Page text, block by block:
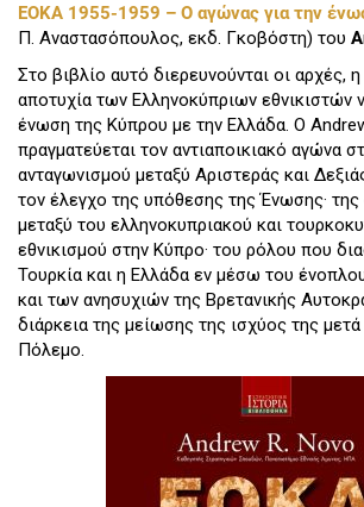
ΕΟΚΑ 1955-1959 – Ο αγώνας για την
Π. Αναστασόπουλος, εκδ. Γκοβόστη) του
Στο βιβλίο αυτό διερευνούνται οι αρχές,
αποτυχία των Ελληνοκύπριων εθνικιστών
ένωση της Κύπρου με την Ελλάδα. Ο
πραγματεύεται τον αντιαποικιακό αγώνα
ανταγωνισμού μεταξύ Αριστεράς και
τον έλεγχο της υπόθεσης της Ένωσης·
μεταξύ του ελληνοκυπριακού και
εθνικισμού στην Κύπρο· του ρόλου που
Τουρκία και η Ελλάδα εν μέσω του
και των ανησυχιών της Βρετανικής
διάρκεια της μείωσης της ισχύος της
Πόλεμο.